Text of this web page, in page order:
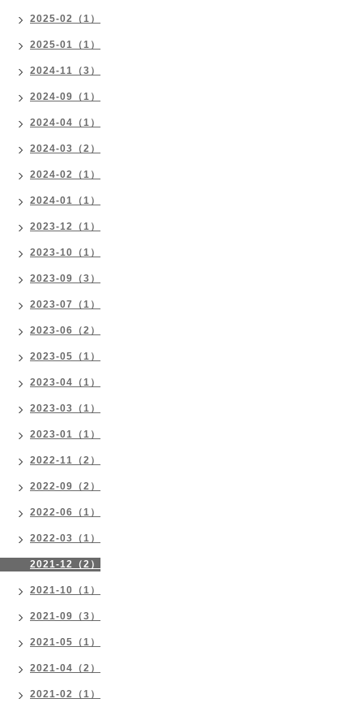
2025-02（1）
2025-01（1）
2024-11（3）
2024-09（1）
2024-04（1）
2024-03（2）
2024-02（1）
2024-01（1）
2023-12（1）
2023-10（1）
2023-09（3）
2023-07（1）
2023-06（2）
2023-05（1）
2023-04（1）
2023-03（1）
2023-01（1）
2022-11（2）
2022-09（2）
2022-06（1）
2022-03（1）
2021-12（2）
2021-10（1）
2021-09（3）
2021-05（1）
2021-04（2）
2021-02（1）